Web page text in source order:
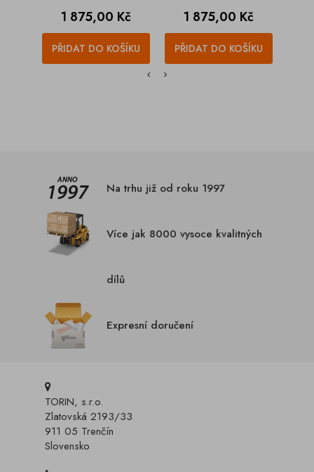
Cena
1 875,00 Kč
PŘIDAT DO KOŠÍKU
Cena
1 875,00 Kč
PŘIDAT DO KOŠÍKU
Na trhu již od roku 1997
Více jak 8000 vysoce kvalitných
dílů
Expresní doručení
TORIN, s.r.o.
Zlatovská 2193/33
911 05 Trenčín
Slovensko